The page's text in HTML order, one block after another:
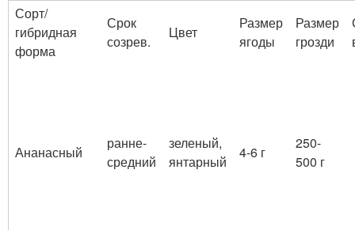
Сорт/
гибридная
форма
Срок
созрев.
Цвет
Размер
ягоды
Размер
грозди
Ананасный
ранне-
средний
зеленый,
янтарный
4-6 г
250-
500 г